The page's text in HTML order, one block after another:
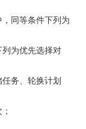
同等条件下列为
为优先选择对
务、轮换计划